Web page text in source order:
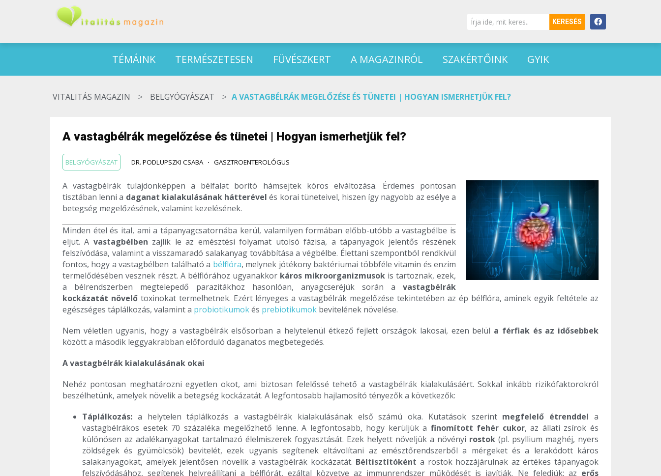
KERESÉS
TÉMÁINK TERMÉSZETESEN FÜVÉSZKERT A MAGAZINRÓL SZAKÉRTŐINK GYIK
VITALITÁS MAGAZIN > BELGYÓGYÁSZAT > A VASTAGBÉLRÁK MEGELŐZÉSE ÉS TÜNETEI | HOGYAN ISMERHETJÜK FEL?
A vastagbélrák megelőzése és tünetei | Hogyan ismerhetjük fel?
BELGYÓGYÁSZAT DR. PODLUPSZKI CSABA GASZTROENTEROLÓGUS
A vastagbélrák tulajdonképpen a bélfalat borító hámsejtek kóros elváltozása. Érdemes pontosan
tisztában lenni a daganat kialakulásának hátterével és korai tüneteivel, hiszen így nagyobb az esélye a
betegség megelőzésének, valamint kezelésének.
Minden étel és ital, ami a tápanyagcsatornába kerül, valamilyen formában előbb-utóbb a vastagbélbe is
eljut. A vastagbélben zajlik le az emésztési folyamat utolsó fázisa, a tápanyagok jelentős részének
felszívódása, valamint a visszamaradó salakanyag továbbítása a végbélbe. Élettani szempontból rendkívül
fontos, hogy a vastagbélben található a bélflóra, melynek jótékony baktériumai többféle vitamin és enzim
termelődésében vesznek részt. A bélflórához ugyanakkor káros mikroorganizmusok is tartoznak, ezek,
a bélrendszerben megtelepedő parazitákhoz hasonlóan, anyagcseréjük során a vastagbélrák
kockázatát növelőtoxinokat termelhetnek. Ezért lényeges a vastagbélrák megelőzése tekintetében az ép bélflóra, aminek egyik feltétele az
egészséges táplálkozás, valamint a probiotikumokés prebiotikumok bevitelének növelése.
Nem véletlen ugyanis, hogy a vastagbélrák elsősorban a helytelenül étkező fejlett országok lakosai, ezen belül a férfiak és az idősebbek
között a második leggyakrabban előforduló daganatos megbetegedés.
A vastagbélrák kialakulásának okai
Nehéz pontosan meghatározni egyetlen okot, ami biztosan felelőssé tehető a vastagbélrák kialakulásáért. Sokkal inkább rizikófaktorokról
beszélhetünk, amelyek növelik a betegség kockázatát. A legfontosabb hajlamosító tényezők a következők:
Táplálkozás: a helytelen táplálkozás a vastagbélrák kialakulásának első számú oka. Kutatások szerint megfelelő étrenddel a
vastagbélrákos esetek 70 százaléka megelőzhető lenne. A legfontosabb, hogy kerüljük a finomított fehér cukor, az állati zsírok és
különösen az adalékanyagokat tartalmazó élelmiszerek fogyasztását. Ezek helyett növeljük a növényi rostok (pl. psyllium maghéj, nyers
zöldségek és gyümölcsök) bevitelét, ezek ugyanis segítenek eltávolítani az emésztőrendszerből a mérgeket és a lerakódott káros
salakanyagokat, amelyek jelentősen növelik a vastagbélrák kockázatát. Béltisztítóként a rostok hozzájárulnak az értékes tápanyagok
felszívódásához, segítenek helyreállítani a bélflórát, ezáltal közvetve az immunrendszer működését is javítják. Ne feledjük: az erős